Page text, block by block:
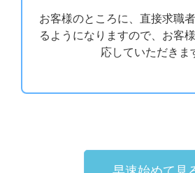
お客様のところに、直接求職
るようになりますので、お客
応していただきま